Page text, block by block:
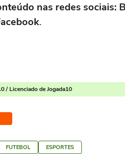
nas redes sociais:
.
/ Licenciado de Jogada10
FUTEBOL ESPORTES